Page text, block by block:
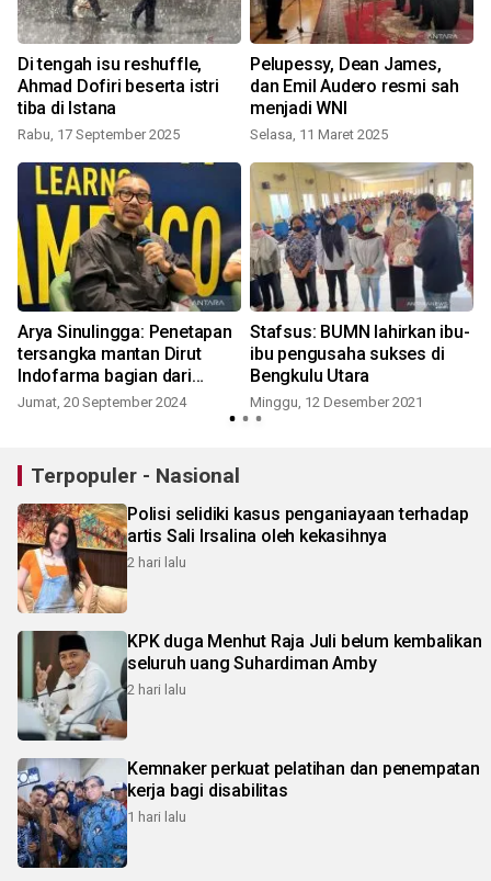
Di tengah isu reshuffle,
Ahmad Dofiri beserta istri
tiba di Istana
Rabu, 17 September 2025
Pelupessy, Dean James,
dan Emil Audero resmi sah
menjadi WNI
Selasa, 11 Maret 2025
Arya Sinulingga: Penetapan
tersangka mantan Dirut
Indofarma bagian dari
bersih-bersih BUMN
Jumat, 20 September 2024
Stafsus: BUMN lahirkan ibu-
ibu pengusaha sukses di
Bengkulu Utara
Minggu, 12 Desember 2021
Terpopuler - Nasional
Polisi selidiki kasus penganiayaan terhadap
artis Sali Irsalina oleh kekasihnya
2 hari lalu
KPK duga Menhut Raja Juli belum kembalikan
seluruh uang Suhardiman Amby
2 hari lalu
Kemnaker perkuat pelatihan dan penempatan
kerja bagi disabilitas
1 hari lalu